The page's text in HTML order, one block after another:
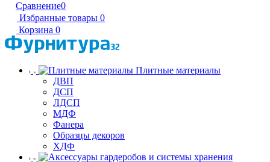
Сравнение0
Избранные товары 0
Корзина 0
Плитные материалы
ДВП
ДСП
ЛДСП
МДФ
Фанера
Образцы декоров
ХДФ